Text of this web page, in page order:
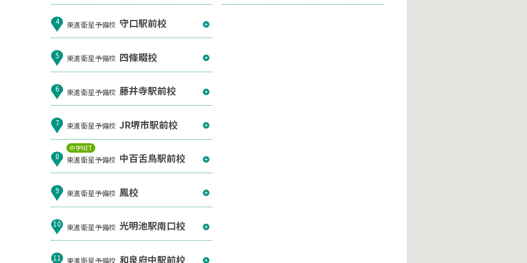
4 東進衛星予備校 守口駅前校
5 東進衛星予備校 四條畷校
6 東進衛星予備校 藤井寺駅前校
7 東進衛星予備校 JR堺市駅前校
中学NET
8 東進衛星予備校 中百舌鳥駅前校
9 東進衛星予備校 鳳校
10 東進衛星予備校 光明池駅南口校
11 東進衛星予備校 和泉府中駅前校